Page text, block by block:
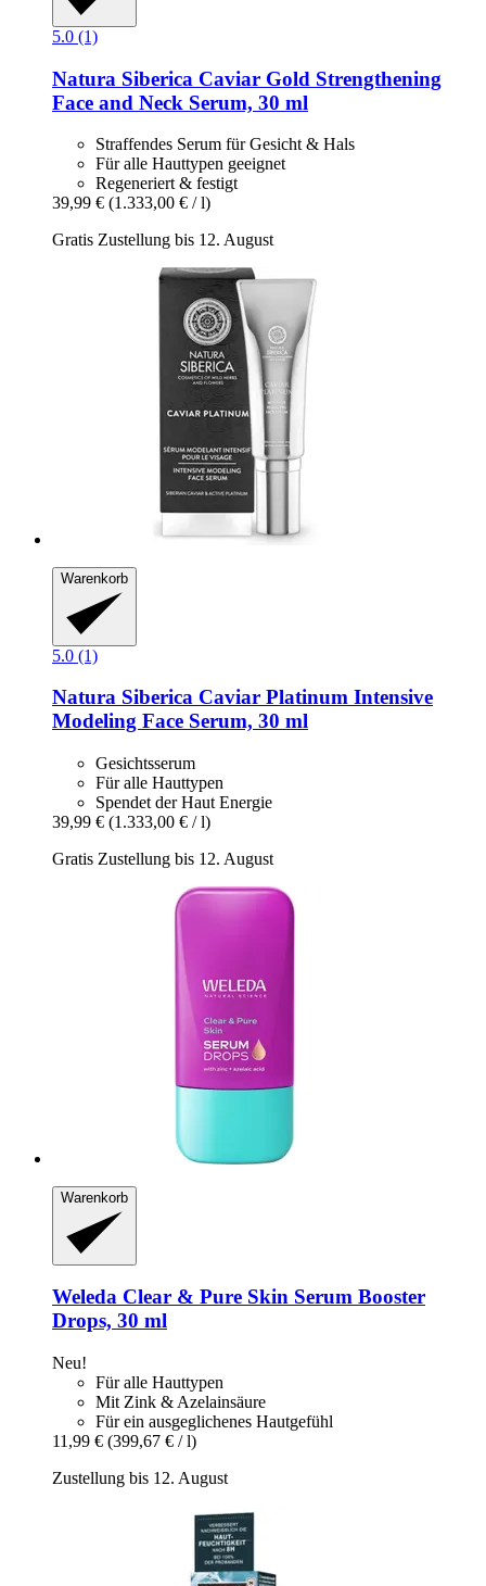
5.0 (1)
Natura Siberica Caviar Gold Strengthening
Face and Neck Serum, 30 ml
Straffendes Serum für Gesicht & Hals
Für alle Hauttypen geeignet
Regeneriert & festigt
39,99 € (1.333,00 € / l)
Gratis Zustellung bis 12. August
Warenkorb
5.0 (1)
Natura Siberica Caviar Platinum Intensive
Modeling Face Serum, 30 ml
Gesichtsserum
Für alle Hauttypen
Spendet der Haut Energie
39,99 € (1.333,00 € / l)
Gratis Zustellung bis 12. August
Warenkorb
Weleda Clear & Pure Skin Serum Booster
Drops, 30 ml
Neu!
Für alle Hauttypen
Mit Zink & Azelainsäure
Für ein ausgeglichenes Hautgefühl
11,99 € (399,67 € / l)
Zustellung bis 12. August